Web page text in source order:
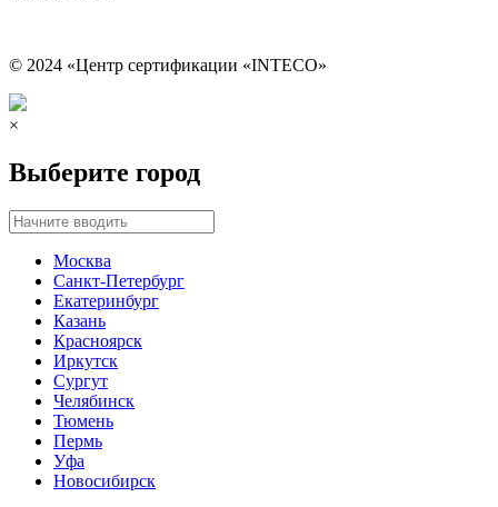
© 2024 «Центр сертификации «INTECO»
×
Выберите город
Москва
Санкт-Петербург
Екатеринбург
Казань
Красноярск
Иркутск
Сургут
Челябинск
Тюмень
Пермь
Уфа
Новосибирск